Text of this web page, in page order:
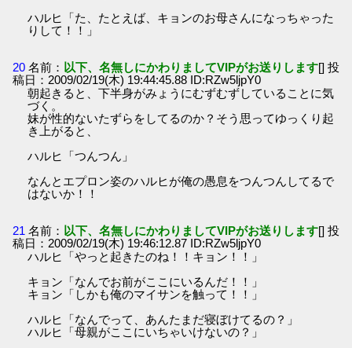
ハルヒ「た、たとえば、キョンのお母さんになっちゃった
りして！！」
20 名前： 以下、名無しにかわりましてVIPがお送りします[] 投
稿日：2009/02/19(木) 19:44:45.88 ID:RZw5ljpY0
朝起きると、下半身がみょうにむずむずしていることに気
づく。
妹が性的ないたずらをしてるのか？そう思ってゆっくり起
き上がると、
ハルヒ「つんつん」
なんとエプロン姿のハルヒが俺の愚息をつんつんしてるで
はないか！！
21 名前： 以下、名無しにかわりましてVIPがお送りします[] 投
稿日：2009/02/19(木) 19:46:12.87 ID:RZw5ljpY0
ハルヒ「やっと起きたのね！！キョン！！」
キョン「なんでお前がここにいるんだ！！」
キョン「しかも俺のマイサンを触って！！」
ハルヒ「なんでって、あんたまだ寝ぼけてるの？」
ハルヒ「母親がここにいちゃいけないの？」